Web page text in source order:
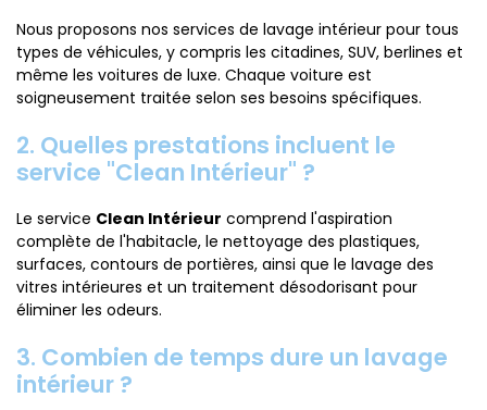
Nous proposons nos services de lavage intérieur pour tous
types de véhicules, y compris les citadines, SUV, berlines et
même les voitures de luxe. Chaque voiture est
soigneusement traitée selon ses besoins spécifiques.
2. Quelles prestations incluent le
service "Clean Intérieur" ?
Le service Clean Intérieur comprend l'aspiration
complète de l'habitacle, le nettoyage des plastiques,
surfaces, contours de portières, ainsi que le lavage des
vitres intérieures et un traitement désodorisant pour
éliminer les odeurs.
3. Combien de temps dure un lavage
intérieur ?